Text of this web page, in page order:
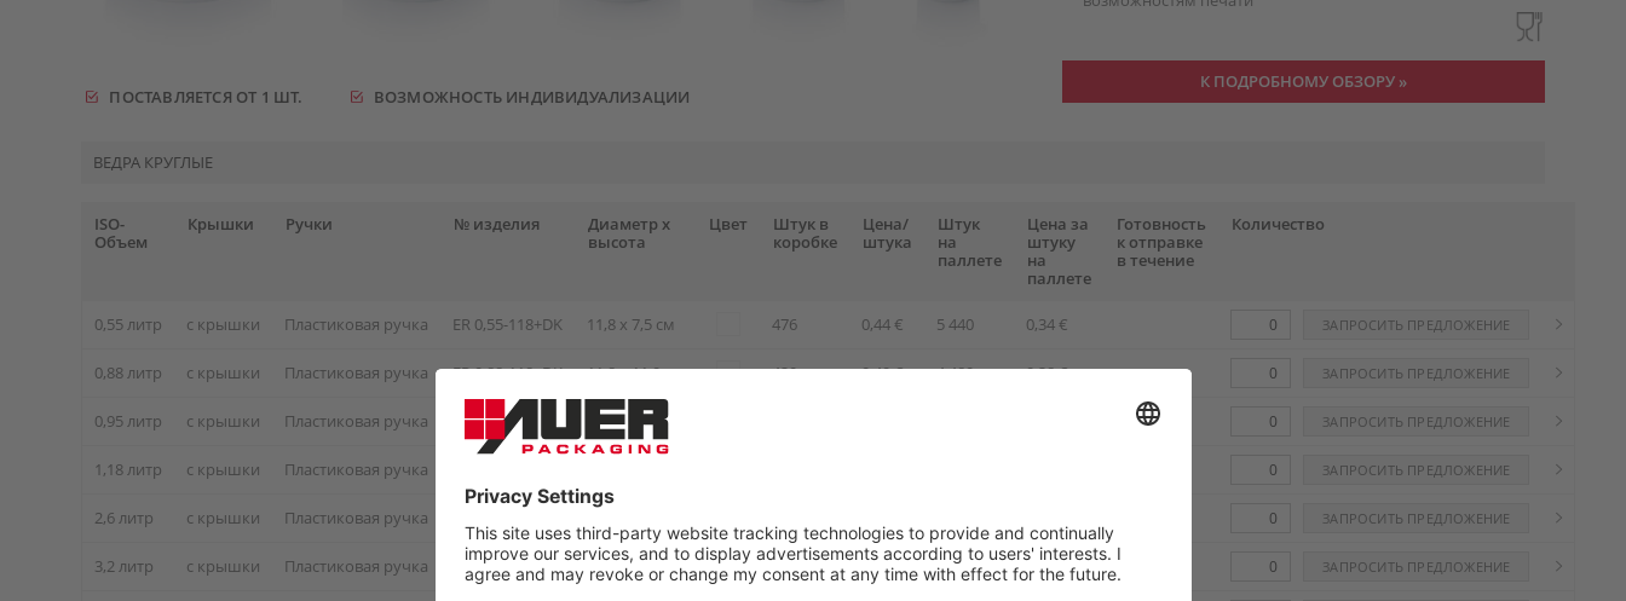
ПОСТАВЛЯЕТСЯ ОТ 1 ШТ. ВОЗМОЖНОСТЬ ИНДИВИДУАЛИЗАЦИИ
К ПОДРОБНОМУ ОБЗОРУ »
ВЕДРА КРУГЛЫЕ
ISO-
Объем
Крышки Ручки № изделия
Диаметр x
высота
Цвет
Штук в
коробке
Цена/
штука
Штук
на
паллете
Цена за
штуку
на
паллете
Готовность
к отправке
в течение
Количество
0,55 литр с крышки Пластиковая ручка ER 0,55-118+DK 11,8 x 7,5 см 476 0,44 € 5 440 0,34 €
0,88 литр с крышки Пластиковая ручка ER 0,88-118+DK 11,8 x 11,9 см 420 0,49 € 4 480 0,38 €
0,95 литр с крышки Пластиковая ручка ER 0,95-132+DK 13,2 x 10 см
1,18 литр с крышки Пластиковая ручка
2,6 литр с крышки Пластиковая ручка
3,2 литр с крышки Пластиковая ручка ER 3,2-200+DK 20 x 14,1 см 110 1,05 € 1 400 0,81 €